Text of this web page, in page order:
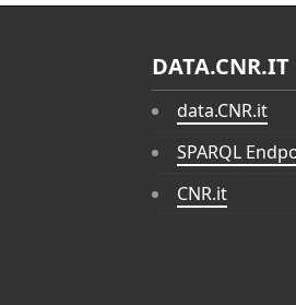
DATA.CNR.IT
data.CNR.it
SPARQL
CNR.it